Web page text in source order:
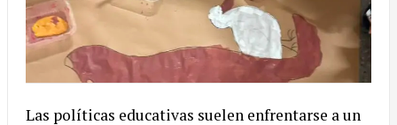
Las políticas educativas suelen enfrentarse a un